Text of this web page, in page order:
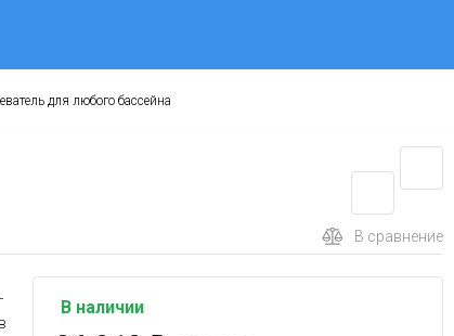
для любого бассейна
В сравнение
В наличии